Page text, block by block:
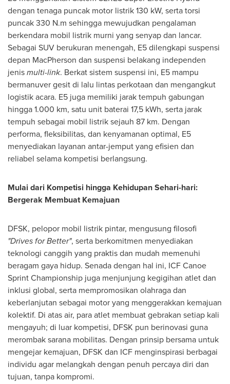
dengan tenaga puncak motor listrik 130 kW, serta torsi
puncak 330 N.m sehingga mewujudkan pengalaman
berkendara mobil listrik murni yang senyap dan lancar.
Sebagai SUV berukuran menengah, E5 dilengkapi suspensi
depan MacPherson dan suspensi belakang independen
jenismulti-link. Berkat sistem suspensi ini, E5 mampu
bermanuver gesit di lalu lintas perkotaan dan mengangkut
logistik acara. E5 juga memiliki jarak tempuh gabungan
hingga 1.000 km, satu unit baterai 17,5 kWh, serta jarak
tempuh sebagai mobil listrik sejauh 87 km. Dengan
performa, fleksibilitas, dan kenyamanan optimal, E5
menyediakan layanan antar-jemput yang efisien dan
reliabel selama kompetisi berlangsung.
Mulai dari Kompetisi hingga Kehidupan Sehari-hari:
Bergerak Membuat Kemajuan
DFSK, pelopor mobil listrik pintar, mengusung filosofi
"Drives for Better", serta berkomitmen menyediakan
teknologi canggih yang praktis dan mudah memenuhi
beragam gaya hidup. Senada dengan hal ini, ICF Canoe
Sprint Championship juga menjunjung kegigihan atlet dan
inklusi global, serta mempromosikan olahraga dan
keberlanjutan sebagai motor yang menggerakkan kemajuan
kolektif. Di atas air, para atlet membuat gebrakan setiap kali
mengayuh; di luar kompetisi, DFSK pun berinovasi guna
merombak sarana mobilitas. Dengan prinsip bersama untuk
mengejar kemajuan, DFSK dan ICF menginspirasi berbagai
individu agar melangkah dengan penuh percaya diri dan
tujuan, tanpa kompromi.